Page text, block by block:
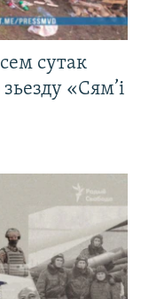
сутак
«Сям’і